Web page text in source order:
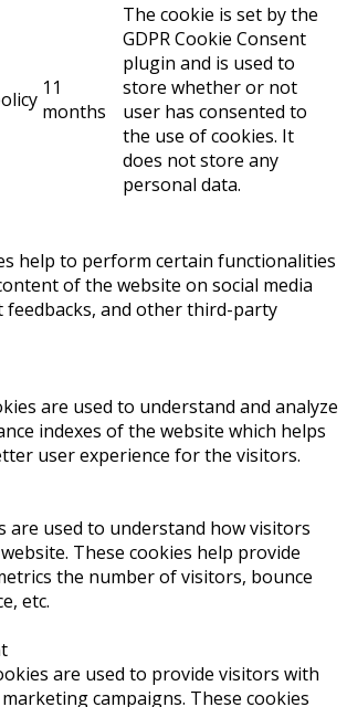
11
months
The cookie is set by the
GDPR Cookie Consent
plugin and is used to
store whether or not
user has consented to
the use of cookies. It
does not store any
personal data.
help to perform certain functionalities
of the website on social media
feedbacks, and other third-party
are used to understand and analyze
indexes of the website which helps
user experience for the visitors.
are used to understand how visitors
These cookies help provide
the number of visitors, bounce
etc.
are used to provide visitors with
campaigns. These cookies